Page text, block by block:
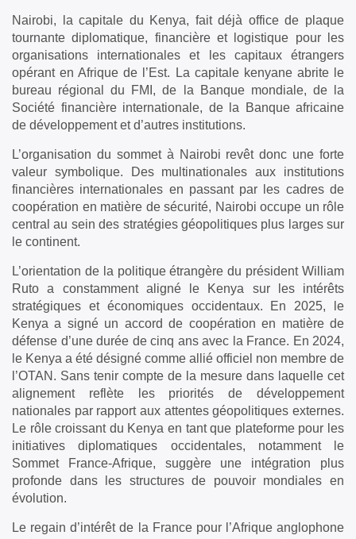
Nairobi, la capitale du Kenya, fait déjà office de plaque
tournante diplomatique, financière et logistique pour les
organisations internationales et les capitaux étrangers
opérant en Afrique de l’Est. La capitale kenyane abrite le
bureau régional du FMI, de la Banque mondiale, de la
Société financière internationale, de la Banque africaine
de développement et d’autres institutions.
L’organisation du sommet à Nairobi revêt donc une forte
valeur symbolique. Des multinationales aux institutions
financières internationales en passant par les cadres de
coopération en matière de sécurité, Nairobi occupe un rôle
central au sein des stratégies géopolitiques plus larges sur
le continent.
L’orientation de la politique étrangère du président William
Ruto a constamment aligné le Kenya sur les intérêts
stratégiques et économiques occidentaux. En 2025, le
Kenya a signé un accord de coopération en matière de
défense d’une durée de cinq ans avec la France. En 2024,
le Kenya a été désigné comme allié officiel non membre de
l’OTAN. Sans tenir compte de la mesure dans laquelle cet
alignement reflète les priorités de développement
nationales par rapport aux attentes géopolitiques externes.
Le rôle croissant du Kenya en tant que plateforme pour les
initiatives diplomatiques occidentales, notamment le
Sommet France-Afrique, suggère une intégration plus
profonde dans les structures de pouvoir mondiales en
évolution.
Le regain d’intérêt de la France pour l’Afrique anglophone